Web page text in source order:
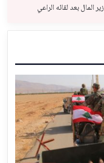
المال بعد لقائه الراعي